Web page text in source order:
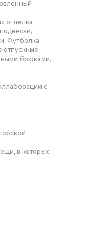
отделка
Футболка
отпускные
брюками,
с
в которых